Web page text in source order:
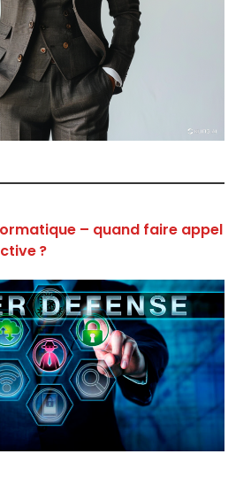
– quand faire appel
?